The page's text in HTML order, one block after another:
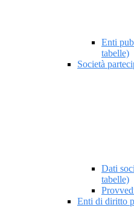
Enti
tabelle)
Società
Dati
tabelle)
Enti di diritto